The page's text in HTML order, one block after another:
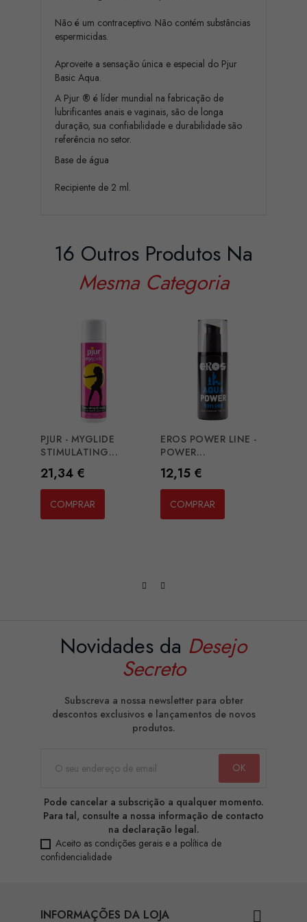
Não é um contraceptivo. Não contém substâncias
espermicidas.
Aproveite a sensação única e especial do Pjur
Basic Aqua.
A Pjur ® é líder mundial na fabricação de
lubrificantes anais e vaginais, são de longa
duração, sua confiabilidade e durabilidade são
referência no setor.
Base de água
Recipiente de 2 ml.
16 Outros Produtos Na
Mesma Categoria
PJUR - MYGLIDE
STIMULATING...
Preço
21,34 €
COMPRAR
EROS POWER LINE -
POWER...
Preço
12,15 €
COMPRAR
Novidades da Desejo
Secreto
Subscreva a nossa newsletter para obter
descontos exclusivos e lançamentos de novos
produtos.
Pode cancelar a subscrição a qualquer momento.
Para tal, consulte a nossa informação de contacto
na declaração legal.
Aceito as condições gerais e a política de
confidencialidade
INFORMAÇÕES DA LOJA 